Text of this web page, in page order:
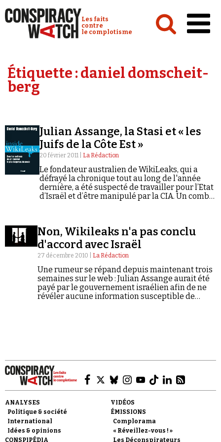
Conspiracy Watch :
Les faits
contre
le complotisme
Analyses
Émissions
Revues de presse
Faire un don
Étiquette :daniel domscheit-
berg
Julian Assange, la Stasi et « les
Juifs de la Côte Est »
20 février 2011 | La Rédaction
Le fondateur australien de WikiLeaks, qui a
défrayé la chronique tout au long de l'année
dernière, a été suspecté de travailler pour l’Etat
d’Israël et d’être manipulé par la CIA. Un comble
Non, Wikileaks n'a pas conclu
d'accord avec Israël
27 décembre 2010 | La Rédaction
Une rumeur se répand depuis maintenant trois
semaines sur le web : Julian Assange aurait été
payé par le gouvernement israélien afin de ne
révéler aucune information susceptible de
ANALYSES
Politique & société
International
Idées & opinions
CONSPIPÉDIA
VIDÉOS
ÉMISSIONS
Complorama
« Réveillez-vous ! »
Les Déconspirateurs